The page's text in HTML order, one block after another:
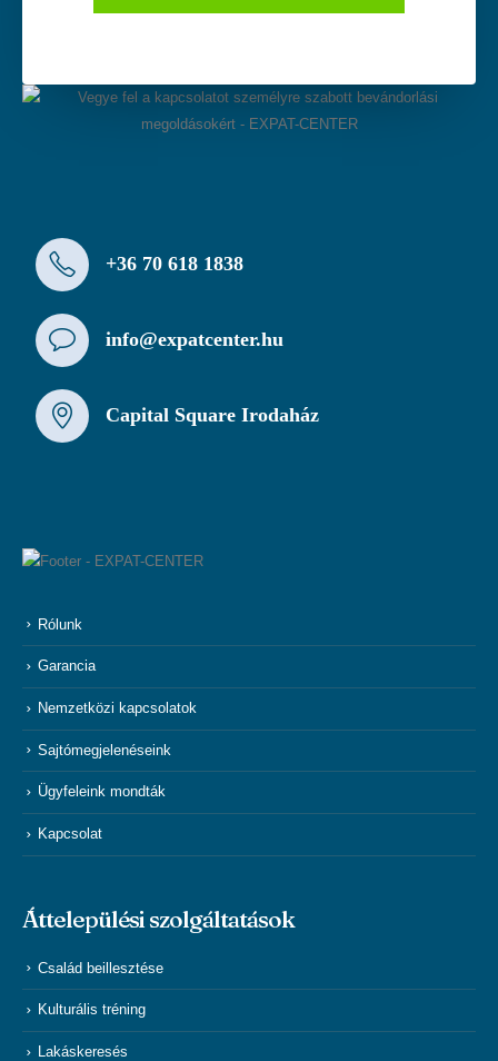
+36 70 618 1838
info@expatcenter.hu
Capital Square Irodaház
Rólunk
Garancia
Nemzetközi kapcsolatok
Sajtómegjelenéseink
Ügyfeleink mondták
Kapcsolat
Áttelepülési szolgáltatások
Család beillesztése
Kulturális tréning
Lakáskeresés